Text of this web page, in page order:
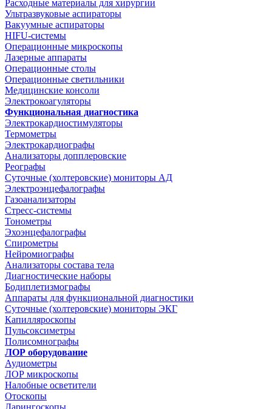
Расходные материалы для хирургии
Ультразвуковые аспираторы
Вакуумные аспираторы
HIFU-системы
Операционные микроскопы
Лазерные аппараты
Операционные столы
Операционные светильники
Медицинские консоли
Электрокоагуляторы
Функциональная диагностика
Электрокардиостимуляторы
Термометры
Электрокардиографы
Анализаторы допплеровские
Реографы
Суточные (холтеровские) мониторы АД
Электроэнцефалографы
Газоанализаторы
Стресс-системы
Тонометры
Эхоэнцефалографы
Спирометры
Нейромиографы
Анализаторы состава тела
Диагностические наборы
Бодиплетизмографы
Аппараты для функциональной диагностики
Суточные (холтеровские) мониторы ЭКГ
Капилляроскопы
Пульсоксиметры
Полисомнографы
ЛОР оборудование
Аудиометры
ЛОР микроскопы
Налобные осветители
Отоскопы
Ларингоскопы